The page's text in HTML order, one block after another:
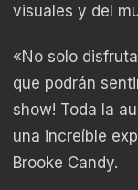
visuales y del
«No solo
que podrán
show! Toda la
una increíble
Brooke Candy.